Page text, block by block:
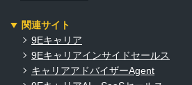
関連サイト
9Eキャリア
9Eキャリアインサイドセールス
キャリアアドバイザーAgent